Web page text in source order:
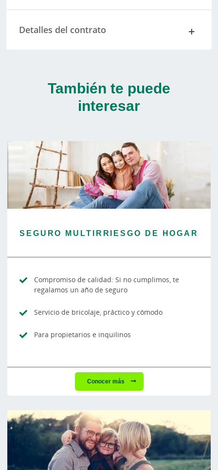
Detalles del contrato
También te puede
interesar
SEGURO MULTIRRIESGO DE HOGAR
Compromiso de calidad: Si no cumplimos, te
regalamos un año de seguro
Servicio de bricolaje, práctico y cómodo
Para propietarios e inquilinos
Conocer más